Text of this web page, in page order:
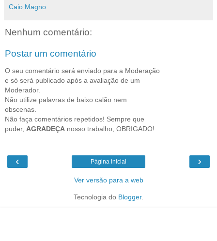
Caio Magno
Nenhum comentário:
Postar um comentário
O seu comentário será enviado para a Moderação
e só será publicado após a avaliação de um
Moderador.
Não utilize palavras de baixo calão nem
obscenas.
Não faça comentários repetidos! Sempre que
puder, AGRADEÇA nosso trabalho, OBRIGADO!
‹ ›
Página inicial
Ver versão para a web
Tecnologia do Blogger.